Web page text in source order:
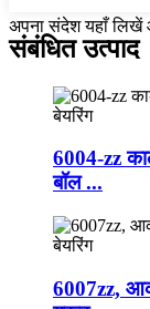
अपना संदेश यहाँ
संबंधित उत्पाद
6004-zz
बॉल ...
6007zz,